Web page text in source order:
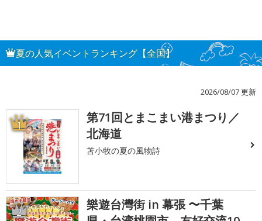
夏の人気イベントランキング【全国】
2026/08/07 更新
1
第71回とまこまい港まつり／
北海道
苫小牧の夏の風物詩
2
樂遊台灣街 in 幕張 〜千葉